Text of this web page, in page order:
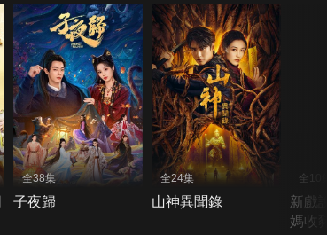
全38集
子夜歸
全24集
山神異聞錄
全10
新戲
媽收